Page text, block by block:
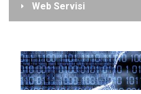
Web Servisi